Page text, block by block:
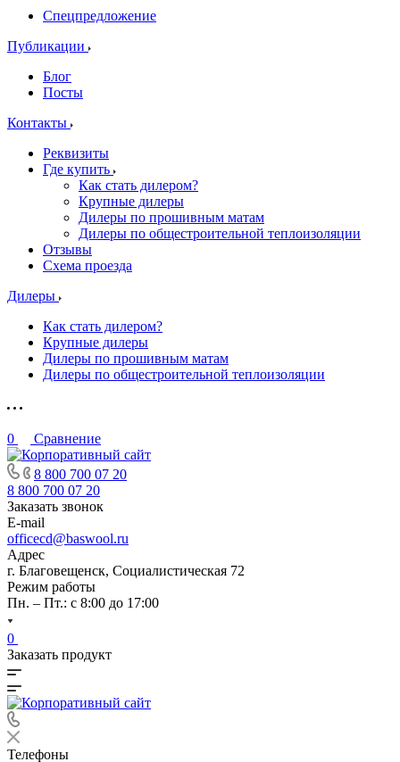
Спецпредложение
Публикации
Блог
Посты
Контакты
Реквизиты
Где купить
Как стать дилером?
Крупные дилеры
Дилеры по прошивным матам
Дилеры по общестроительной теплоизоляции
Отзывы
Схема проезда
Дилеры
Как стать дилером?
Крупные дилеры
Дилеры по прошивным матам
Дилеры по общестроительной теплоизоляции
0 Сравнение
8 800 700 07 20
8 800 700 07 20
Заказать звонок
E-mail
officecd@baswool.ru
Адрес
г. Благовещенск, Социалистическая 72
Режим работы
Пн. – Пт.: с 8:00 до 17:00
0
Заказать продукт
Телефоны